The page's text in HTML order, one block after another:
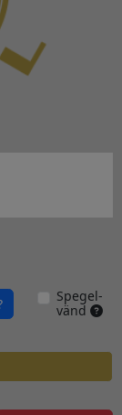
Spegel-
vänd